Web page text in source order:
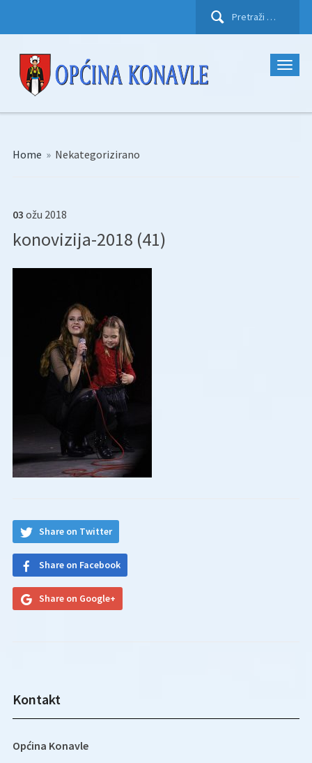
Pretraži:
Home » Nekategorizirano
03 ožu 2018
konovizija-2018 (41)
Share on Twitter
Share on Facebook
Share on Google+
Kontakt
Općina Konavle